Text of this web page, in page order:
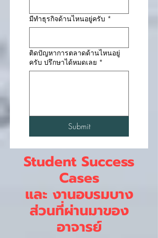
มีทำธุรกิจด้านไหนอยู่ครับ *
ติดปัญหาการตลาดด้านไหนอยู่
ครับ ปรึกษาได้หมดเลย *
Submit
Student Success
Cases
และ งานอบรมบาง
ส่วนที่ผ่านมาของ
อาจารย์